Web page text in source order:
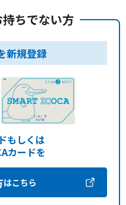
ちでない方
新規登録
もしくは
カードを
はこちら